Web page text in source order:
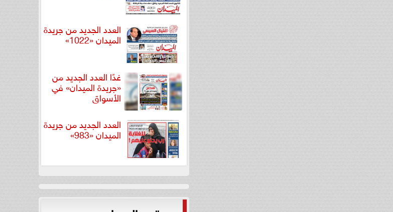
العدد الجديد من جريدة
الميدان «1022»
غدًا العدد الجديد من
«جريدة الميدان» في
الأسواق
العدد الجديد من جريدة
الميدان «983»